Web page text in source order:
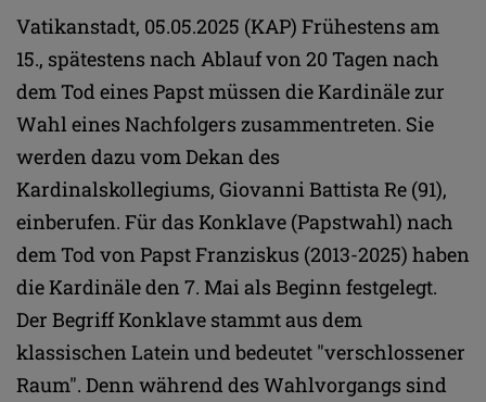
Vatikanstadt, 05.05.2025 (KAP) Frühestens am
15., spätestens nach Ablauf von 20 Tagen nach
dem Tod eines Papst müssen die Kardinäle zur
Wahl eines Nachfolgers zusammentreten. Sie
werden dazu vom Dekan des
Kardinalskollegiums, Giovanni Battista Re (91),
einberufen. Für das Konklave (Papstwahl) nach
dem Tod von Papst Franziskus (2013-2025) haben
die Kardinäle den 7. Mai als Beginn festgelegt.
Der Begriff Konklave stammt aus dem
klassischen Latein und bedeutet "verschlossener
Raum". Denn während des Wahlvorgangs sind